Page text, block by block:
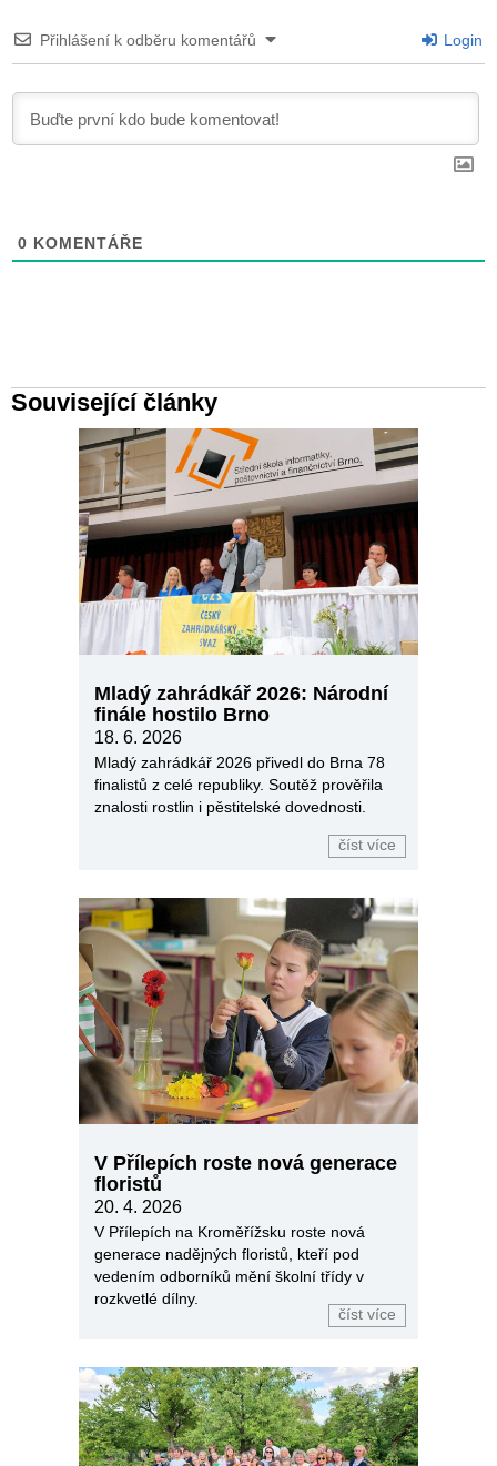
Přihlášení k odběru komentářů Login
0 KOMENTÁŘE
Související články
Mladý zahrádkář 2026: Národní
finále hostilo Brno
18. 6. 2026
Mladý zahrádkář 2026 přivedl do Brna 78
finalistů z celé republiky. Soutěž prověřila
znalosti rostlin i pěstitelské dovednosti.
číst více
V Přílepích roste nová generace
floristů
20. 4. 2026
V Přílepích na Kroměřížsku roste nová
generace nadějných floristů, kteří pod
vedením odborníků mění školní třídy v
rozkvetlé dílny.
číst více